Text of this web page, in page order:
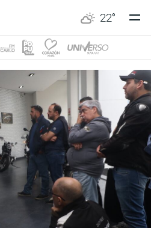
22°